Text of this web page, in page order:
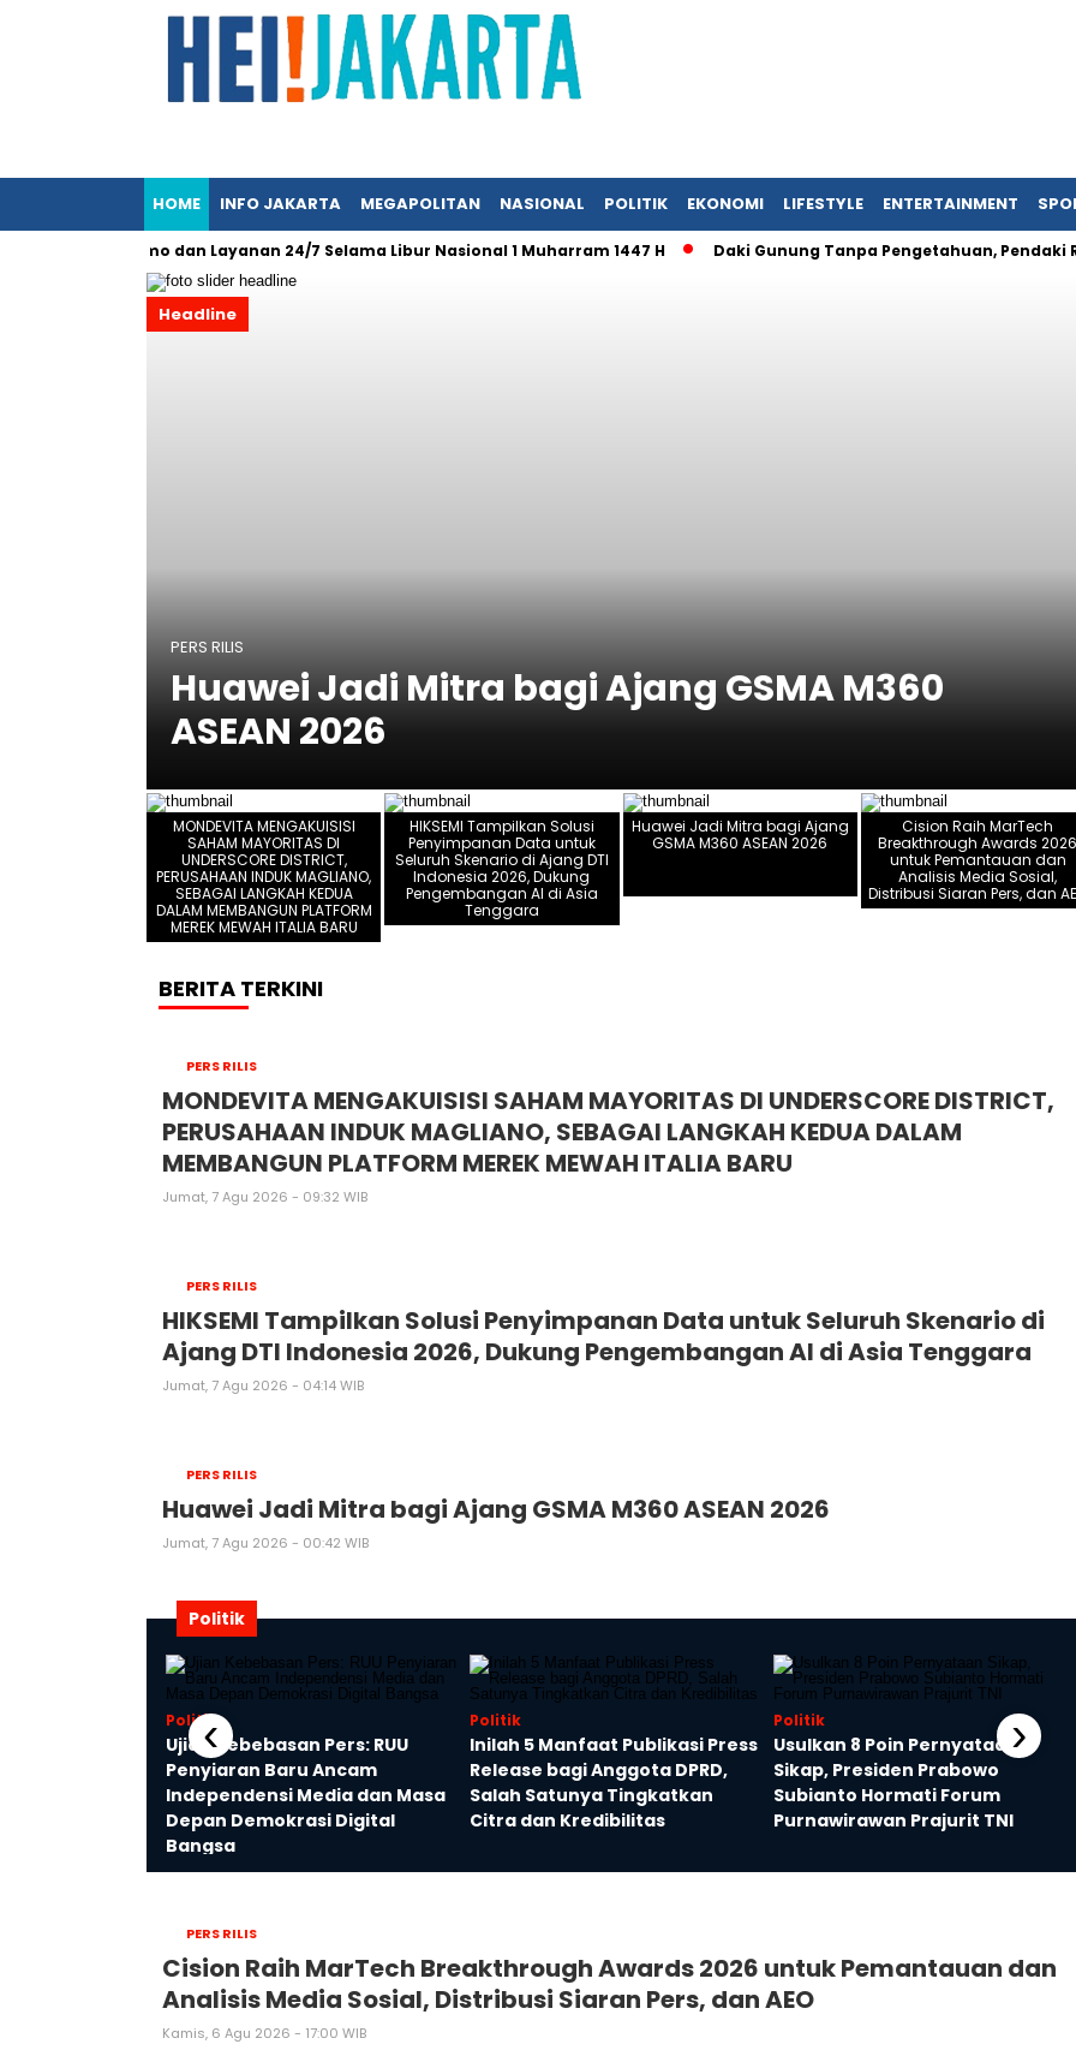
HOME INFO JAKARTA MEGAPOLITAN NASIONAL POLITIK EKONOMI LIFESTYLE ENTERTAINMENT
BRImo dan Layanan 24/7 Selama Libur Nasional 1 Muharram 1447 H Daki Gunung Tanpa Pengetahuan, Pendaki
Headline
PERS RILIS
Huawei Jadi Mitra bagi Ajang GSMA M360
ASEAN 2026
MONDEVITA MENGAKUISISI
SAHAM MAYORITAS DI
UNDERSCORE DISTRICT,
PERUSAHAAN INDUK MAGLIANO,
SEBAGAI LANGKAH KEDUA
DALAM MEMBANGUN PLATFORM
MEREK MEWAH ITALIA BARU
HIKSEMI Tampilkan Solusi
Penyimpanan Data untuk
Seluruh Skenario di Ajang DTI
Indonesia 2026, Dukung
Pengembangan AI di Asia
Tenggara
Huawei Jadi Mitra bagi Ajang
GSMA M360 ASEAN 2026
Cision Raih MarTech
Breakthrough Awards 2026
untuk Pemantauan dan
Analisis Media Sosial,
Distribusi Siaran Pers, dan
BERITA TERKINI
PERS RILIS
MONDEVITA MENGAKUISISI SAHAM MAYORITAS DI UNDERSCORE DISTRICT,
PERUSAHAAN INDUK MAGLIANO, SEBAGAI LANGKAH KEDUA DALAM
MEMBANGUN PLATFORM MEREK MEWAH ITALIA BARU
Jumat, 7 Agu 2026 - 09:32 WIB
PERS RILIS
HIKSEMI Tampilkan Solusi Penyimpanan Data untuk Seluruh Skenario di
Ajang DTI Indonesia 2026, Dukung Pengembangan AI di Asia Tenggara
Jumat, 7 Agu 2026 - 04:14 WIB
PERS RILIS
Huawei Jadi Mitra bagi Ajang GSMA M360 ASEAN 2026
Jumat, 7 Agu 2026 - 00:42 WIB
Politik
Politik
Ujian Kebebasan Pers: RUU
Penyiaran Baru Ancam
Independensi Media dan Masa
Depan Demokrasi Digital
Bangsa
Politik
Inilah 5 Manfaat Publikasi Press
Release bagi Anggota DPRD,
Salah Satunya Tingkatkan
Citra dan Kredibilitas
Politik
Usulkan 8 Poin Pernyataan
Sikap, Presiden Prabowo
Subianto Hormati Forum
Purnawirawan Prajurit TNI
‹ ›
PERS RILIS
Cision Raih MarTech Breakthrough Awards 2026 untuk Pemantauan dan
Analisis Media Sosial, Distribusi Siaran Pers, dan AEO
Kamis, 6 Agu 2026 - 17:00 WIB